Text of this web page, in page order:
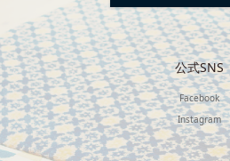
公式SNS
Facebook
Instagram